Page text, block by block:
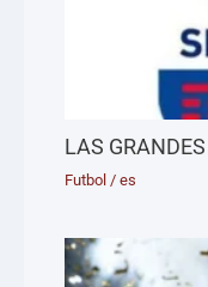
LAS
Futbol /es